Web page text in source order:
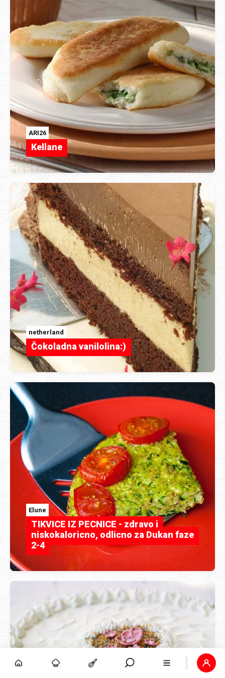
ARI26
Kellane
netherland
Čokoladna vanilolina:)
Elune
TIKVICE IZ PECNICE - zdravo i
niskokaloricno, odlicno za Dukan faze
2-4